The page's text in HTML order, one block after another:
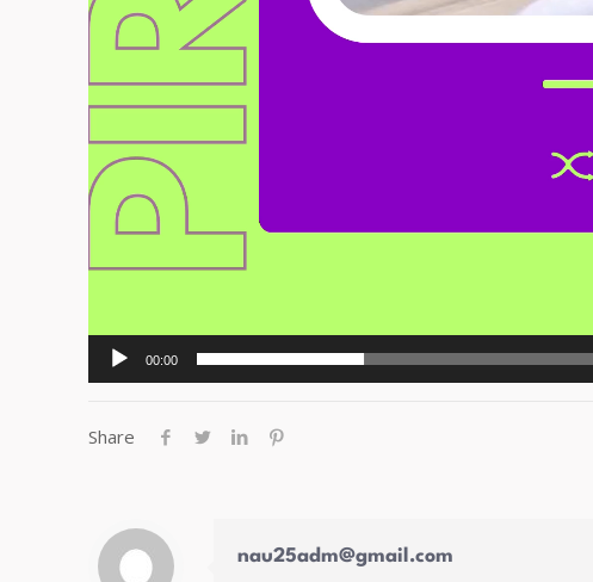
00:00
Share
nau25adm@gmail.com